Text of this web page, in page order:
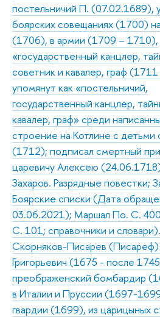
постельничий П. (07.02.1689),
боярских совещаниях (1700)
(1706), в армии (1709 – 1710),
«государственный канцлер,
советник и кавалер, граф
упомянут как «постельничий,
государственный канцлер,
кавалер, граф» среди
строение на Котлине с детьми
(1712); подписал смертный
царевичу Алексею
Захаров. Разрядные повестки;
Боярские списки (Дата
03.06.2021); Маршал По. С.
С. 101; справочники и словари).
Скорняков-Писарев (Писареф)
Григорьевич (1675 - после
преображенский бомбардир
в Италии и Пруссии (1697-
гвардии (1699), из царицыных